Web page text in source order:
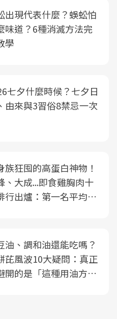
出現代表什麼？蜈蚣怕
味道？6種消滅方法完
學
七夕什麼時候？七夕日
由來與3習俗8禁忌一次
族狂囤的高蛋白神物！
、大成...即食雞胸肉十
行出爐：第一名平均一
油、調和油還能吃嗎？
芘風波10大疑問：真正
開的是「這種用油方